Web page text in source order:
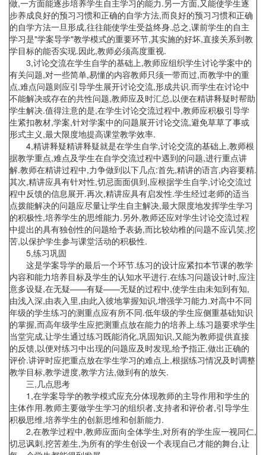
做,一方面能逐步培养学生自主学习的能力.另一方面,又能使学生逐
步养成良好的预习习惯和正确的自学方法,而良好的预习习惯和正确
的自学方法一旦形成,往往能使学生受益终身.总之,课前学生的自主
学习是"学案导学"教学模式的重要环节,其实施的好坏,直接关系到教
学目标的能否实现.因此,教师必须高度重视.
3,讨论交流在学生自学的基础上,教师应组织学生讨论学案中的
有关问题,对一些简单,易懂的内容教师只须一带而过,而教学中的重
点,难点问题则应引导学生展开讨论交流,形成共识.而学生在讨论中
不能解决或存在的共性问题,教师应及时汇总,以便在精讲释疑时帮助
学生解决.值得注意的是,在学生讨论交流过程中,教师应积极引导学
生紧扣教材,学案,针对学案中的问题展开讨论交流,避免草草了事或
形式主义,最大限度地提高课堂教学效率.
4,精讲释疑精讲释疑就是在学生自学,讨论交流的基础上,教师根
据教学重点,难点及学生在自学交流过程中遇到的问题,进行重点讲
解.教师在精讲过程中,力争做到以下几点:首先,精讲的语言,内容要精.
其次,精讲应具有针对性,切忌面面俱到,应根据学生自学,讨论交流过
程中反馈的信息展开.再次,精讲应具有启发性.学生经过老师的适当
点拨能解决的问题应尽量让学生自主解决,最大限度地发挥学生学习
的积极性,培养学生的思维能力.另外,教师还应对学生讨论交流过程
中提出的具有独创性的问题给予表扬,而比较幼稚的问题不应讥笑,挖
苦,以保护学生参与课堂活动的积极性.
5,练习巩固
这是学案导学的最后一个环节.练习的设计应紧扣本节课的教学
内容和能力培养目标及学生的认知水平进行.在练习问题设计时,应注
意多设疑,在无疑——有疑——无疑的过程中,使学生由未知到有知,
由浅入深,由表入里,由此入彼地掌握知识,增强学习能力.对高中不同
年级的学生练习的测重点应有所不同.低年级的学生应侧重基础知识
的掌握,而高年级学生应把测重点放在能力的培养上.练习题要求学生
当堂完成,让学生通过练习既能消化,巩固知识,又能为教师提供直接
的反馈,以便对练习中出现的问题应及时发现,给予指正,做出正确的
评价.讲评时应把重点放在学生学习的难点上,根据练习情况及时调整
教学目标,教学进度,教学方法,做到有的放矢.
三,几点思考
1,在学案导学的教学模式应充分体现教师的主导作用和学生的
主体作用.教师主要做学生学习的组织者,支持者和评价者,引导学生
积极思维,培养学生的创新思维和创新能力.
2,在教学过程中,教师应面向全体学生,对所有的学生应一视同仁,
切忌讽刺,挖苦差生,为所有的学生创设一个表现自己才能的舞台,让